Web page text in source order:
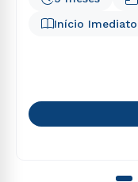
Início Imediato